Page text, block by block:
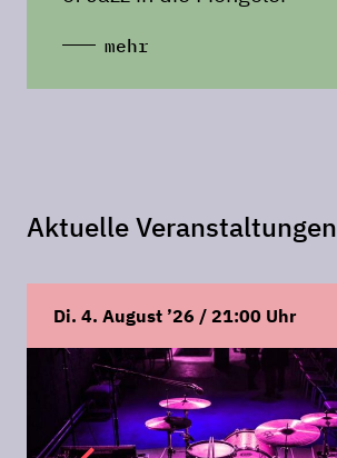
mehr
Aktuelle Veranstaltungen
Di. 4. August ’26 / 21:00 Uhr